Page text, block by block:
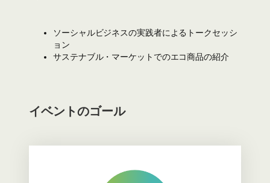
ソーシャルビジネスの実践者によるトークセッシ
ョン
サステナブル・マーケットでのエコ商品の紹介
イベントのゴール